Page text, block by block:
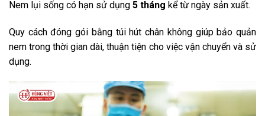
Nem lụi sống có hạn sử dụng 5 tháng kể từ ngày sản xuất.
Quy cách đóng gói bằng túi hút chân không giúp bảo quản
nem trong thời gian dài, thuận tiện cho việc vận chuyển và sử
dụng.